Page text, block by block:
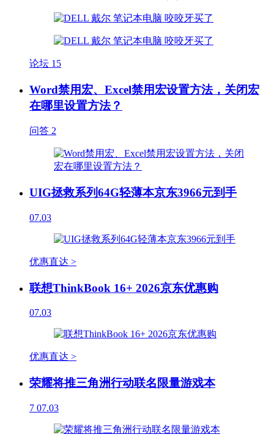
论坛 15
Word禁用宏、Excel禁用宏设置方法，关闭宏
在哪里设置方法？
问答 2
UIG拯救系列64G轻薄本京东3966元到手
07.03
优惠直达 >
联想ThinkBook 16+ 2026京东优惠购
07.03
优惠直达 >
荣耀将推三角洲行动联名限量游戏本
7 07.03